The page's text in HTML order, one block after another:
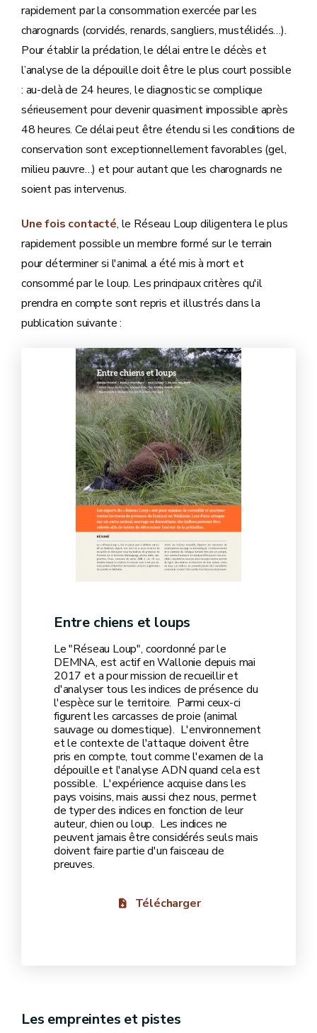
rapidement par la consommation exercée par les
charognards (corvidés, renards, sangliers, mustélidés…).
Pour établir la prédation, le délai entre le décès et
l’analyse de la dépouille doit être le plus court possible
: au-delà de 24 heures, le diagnostic se complique
sérieusement pour devenir quasiment impossible après
48 heures. Ce délai peut être étendu si les conditions de
conservation sont exceptionnellement favorables (gel,
milieu pauvre…) et pour autant que les charognards ne
soient pas intervenus.
Une fois contacté, le Réseau Loup diligentera le plus
rapidement possible un membre formé sur le terrain
pour déterminer si l'animal a été mis à mort et
consommé par le loup. Les principaux critères qu'il
prendra en compte sont repris et illustrés dans la
publication suivante :
Entre chiens et loups
Le "Réseau Loup", coordonné par le
DEMNA, est actif en Wallonie depuis mai
2017 et a pour mission de recueillir et
d'analyser tous les indices de présence du
l'espèce sur le territoire. Parmi ceux-ci
figurent les carcasses de proie (animal
sauvage ou domestique). L'environnement
et le contexte de l'attaque doivent être
pris en compte, tout comme l'examen de la
dépouille et l'analyse ADN quand cela est
possible. L'expérience acquise dans les
pays voisins, mais aussi chez nous, permet
de typer des indices en fonction de leur
auteur, chien ou loup. Les indices ne
peuvent jamais être considérés seuls mais
doivent faire partie d'un faisceau de
preuves.
Télécharger
Les empreintes et pistes